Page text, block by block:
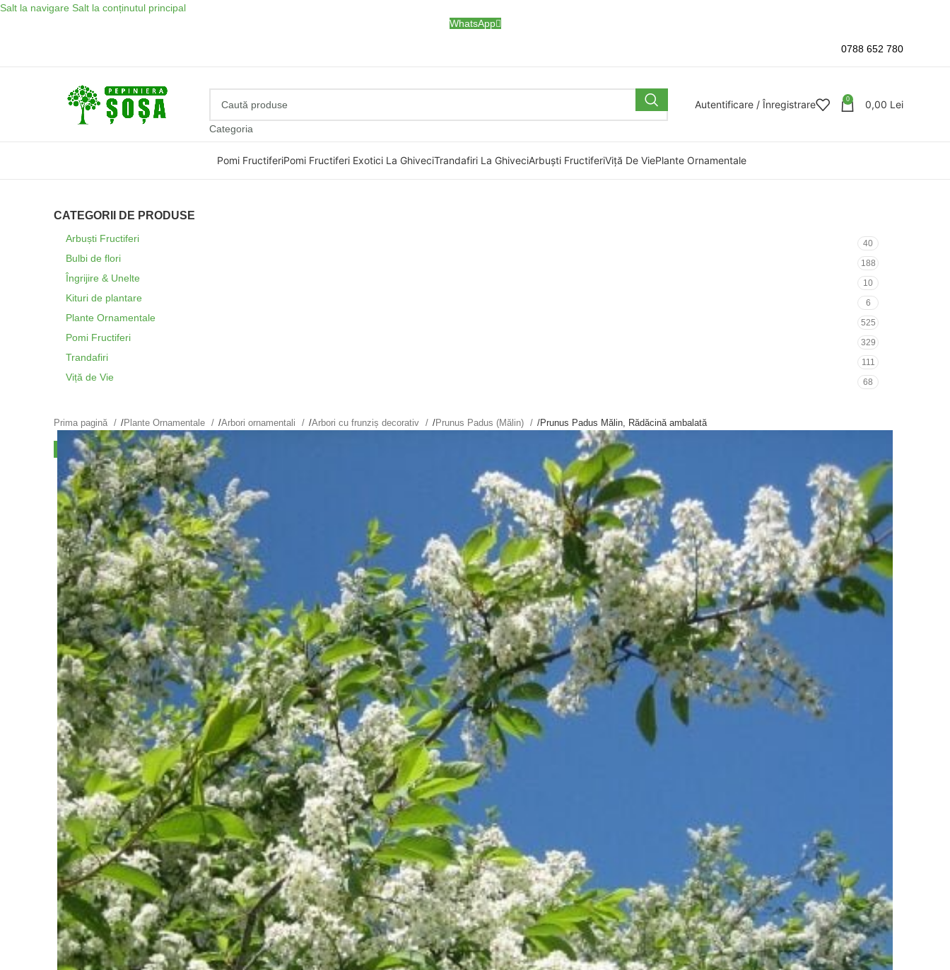
Salt la navigare Salt la conținutul principal
WhatsApp
0788 652 780
Categoria
Autentificare / Înregistrare 0 0,00 Lei
Pomi FructiferiPomi Fructiferi Exotici La GhiveciTrandafiri La GhiveciArbuști FructiferiViță De ViePlante Ornamentale
CATEGORII DE PRODUSE
Arbuști Fructiferi 40
Bulbi de flori 188
Îngrijire & Unelte 10
Kituri de plantare 6
Plante Ornamentale 525
Pomi Fructiferi 329
Trandafiri 111
Viță de Vie 68
Prima pagină /Plante Ornamentale /Arbori ornamentali /Arbori cu frunziș decorativ /Prunus Padus (Mălin) /Prunus Padus Mălin, Rădăcină ambalată
VÂNDUT